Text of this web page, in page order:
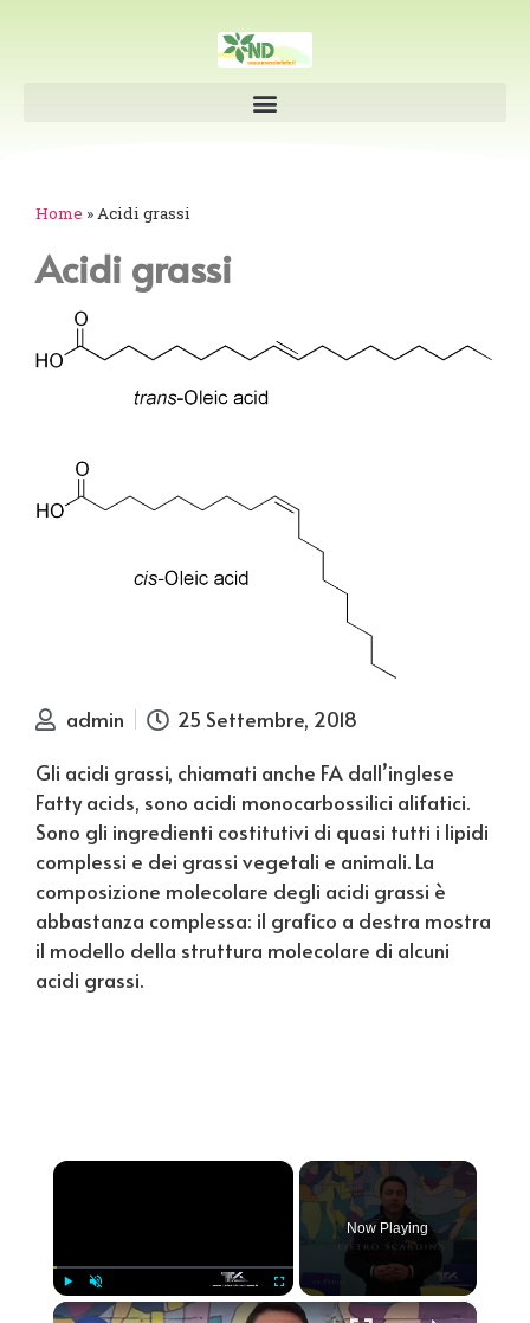
Home »Acidi grassi
Acidi grassi
admin
25 Settembre, 2018
Gli acidi grassi, chiamati anche FA dall’inglese
Fatty acids, sono acidi monocarbossilici alifatici.
Sono gli ingredienti costitutivi di quasi tutti i lipidi
complessi e dei grassi vegetali e animali. La
composizione molecolare degli acidi grassi è
abbastanza complessa: il grafico a destra mostra
il modello della struttura molecolare di alcuni
acidi grassi.
×
Unmute Fullscreen
Now Playing
×